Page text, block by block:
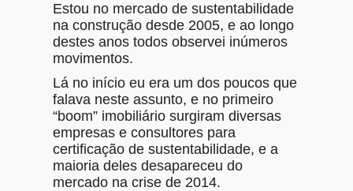
Estou no mercado de sustentabilidade
na construção desde 2005, e ao longo
destes anos todos observei inúmeros
movimentos.
Lá no início eu era um dos poucos que
falava neste assunto, e no primeiro
“boom” imobiliário surgiram diversas
empresas e consultores para
certificação de sustentabilidade, e a
maioria deles desapareceu do
mercado na crise de 2014.